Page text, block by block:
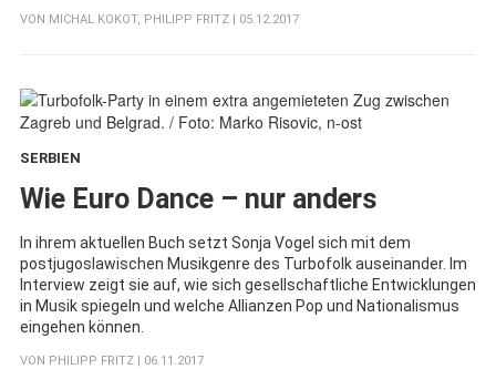
VON MICHAL KOKOT, PHILIPP FRITZ | 05.12.2017
SERBIEN
Wie Euro Dance – nur anders
In ihrem aktuellen Buch setzt Sonja Vogel sich mit dem
postjugoslawischen Musikgenre des Turbofolk auseinander. Im
Interview zeigt sie auf, wie sich gesellschaftliche Entwicklungen
in Musik spiegeln und welche Allianzen Pop und Nationalismus
eingehen können.
VON PHILIPP FRITZ | 06.11.2017